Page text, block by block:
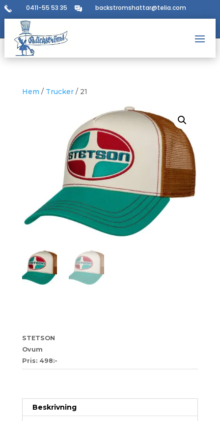
0411-55 53 35 backstromshattar@telia.com
Hem / Trucker/ 21
STETSON
Ovum
Pris: 498:-
Beskrivning